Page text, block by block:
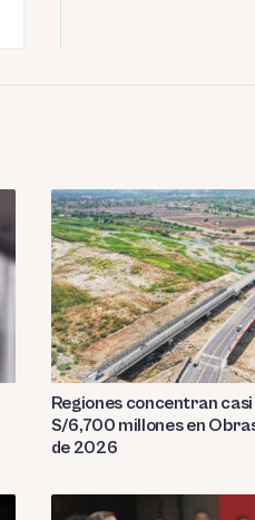
Regiones concentran
S/6,700 millones en
de 2026